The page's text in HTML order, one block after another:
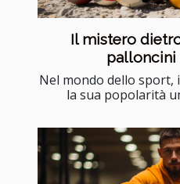
Il mistero
palloncini
Nel mondo dello sport,
la sua popolarità